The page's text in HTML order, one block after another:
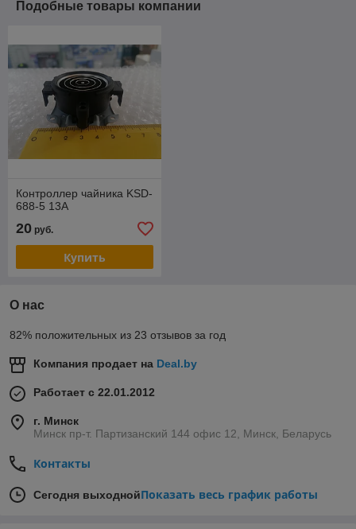
Подобные товары компании
Контроллер чайника KSD-
688-5 13А
20 руб.
Купить
О нас
82% положительных из 23 отзывов за год
Компания продает на Deal.by
Работает с 22.01.2012
г. Минск
Минск пр-т. Партизанский 144 офис 12, Минск, Беларусь
Контакты
Сегодня выходнойПоказать весь график работы